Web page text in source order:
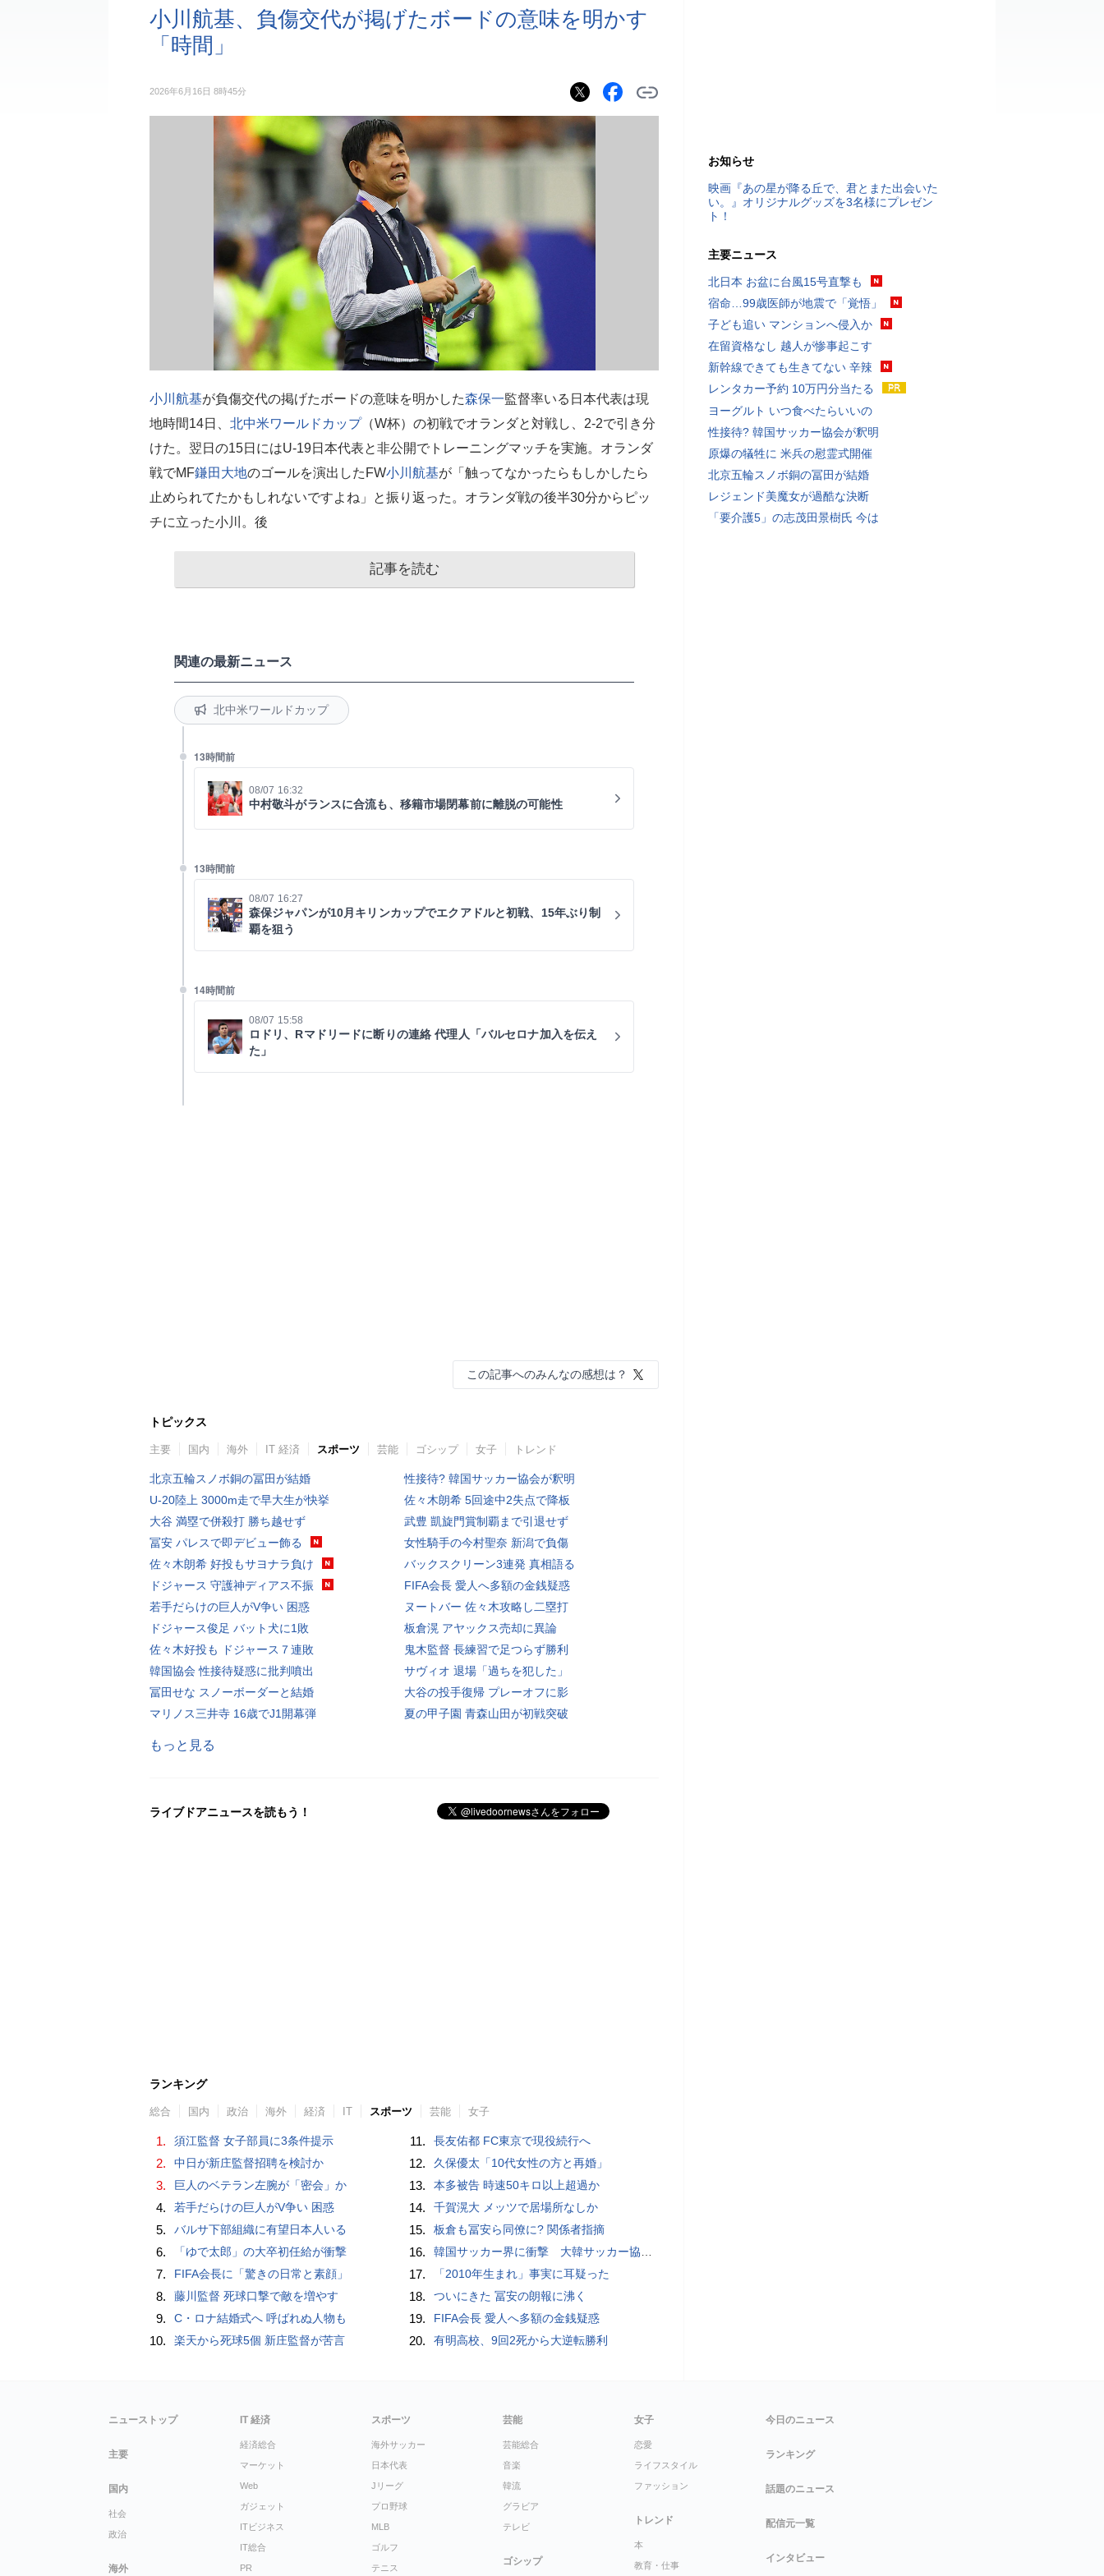
小川航基、負傷交代が掲げたボードの意味を明かす
「時間」
2026年6月16日 8時45分
小川航基が負傷交代の掲げたボードの意味を明かした森保一監督率いる日本代表は現
地時間14日、 北中米ワールドカップ（W杯）の初戦でオランダと対戦し、2-2で引き分
けた。翌日の15日にはU-19日本代表と非公開でトレーニングマッチを実施。オランダ
戦でMF鎌田大地のゴールを演出したFW小川航基が「触ってなかったらもしかしたら
止められてたかもしれないですよね」と振り返った。オランダ戦の後半30分からピッ
チに立った小川。後
記事を読む
関連の最新ニュース
北中米ワールドカップ
13時間前
08/07 16:32
中村敬斗がランスに合流も、移籍市場閉幕前に離脱の可能性
13時間前
08/07 16:27
森保ジャパンが10月キリンカップでエクアドルと初戦、15年ぶり制
覇を狙う
14時間前
08/07 15:58
ロドリ、Rマドリードに断りの連絡 代理人「バルセロナ加入を伝え
た」
この記事へのみんなの感想は？
トピックス
主要 国内 海外 IT 経済 スポーツ 芸能 ゴシップ 女子 トレンド
北京五輪スノボ銅の冨田が結婚
U-20陸上 3000m走で早大生が快挙
大谷 満塁で併殺打 勝ち越せず
冨安 パレスで即デビュー飾る
佐々木朗希 好投もサヨナラ負け
ドジャース 守護神ディアス不振
若手だらけの巨人がV争い 困惑
ドジャース俊足 バット犬に1敗
佐々木好投も ドジャース７連敗
韓国協会 性接待疑惑に批判噴出
冨田せな スノーボーダーと結婚
マリノス三井寺 16歳でJ1開幕弾
性接待? 韓国サッカー協会が釈明
佐々木朗希 5回途中2失点で降板
武豊 凱旋門賞制覇まで引退せず
女性騎手の今村聖奈 新潟で負傷
バックスクリーン3連発 真相語る
FIFA会長 愛人へ多額の金銭疑惑
ヌートバー 佐々木攻略し二塁打
板倉滉 アヤックス売却に異論
鬼木監督 長練習で足つらず勝利
サヴィオ 退場「過ちを犯した」
大谷の投手復帰 プレーオフに影
夏の甲子園 青森山田が初戦突破
もっと見る
ライブドアニュースを読もう！
ランキング
総合 国内 政治 海外 経済 IT スポーツ 芸能 女子
1. 須江監督 女子部員に3条件提示
2. 中日が新庄監督招聘を検討か
3. 巨人のベテラン左腕が「密会」か
4. 若手だらけの巨人がV争い 困惑
5. バルサ下部組織に有望日本人いる
6. 「ゆで太郎」の大卒初任給が衝撃
7. FIFA会長に「驚きの日常と素顔」
8. 藤川監督 死球口撃で敵を増やす
9. C・ロナ結婚式へ 呼ばれぬ人物も
10. 楽天から死球5個 新庄監督が苦言
11. 長友佑都 FC東京で現役続行へ
12. 久保優太「10代女性の方と再婚」
13. 本多被告 時速50キロ以上超過か
14. 千賀滉大 メッツで居場所なしか
15. 板倉も冨安ら同僚に? 関係者指摘
16. 韓国サッカー界に衝撃 大韓サッカー協会に外国人審判への“性的接待”疑惑 韓国メディアが報道
17. 「2010年生まれ」事実に耳疑った
18. ついにきた 冨安の朗報に沸く
19. FIFA会長 愛人へ多額の金銭疑惑
20. 有明高校、9回2死から大逆転勝利
お知らせ
映画『あの星が降る丘で、君とまた出会いた
い。』オリジナルグッズを3名様にプレゼン
ト！
主要ニュース
北日本 お盆に台風15号直撃も
宿命…99歳医師が地震で「覚悟」
子ども追い マンションへ侵入か
在留資格なし 越人が惨事起こす
新幹線できても生きてない 辛辣
レンタカー予約 10万円分当たる
ヨーグルト いつ食べたらいいの
性接待? 韓国サッカー協会が釈明
原爆の犠牲に 米兵の慰霊式開催
北京五輪スノボ銅の冨田が結婚
レジェンド美魔女が過酷な決断
「要介護5」の志茂田景樹氏 今は
ニューストップ
主要
国内
社会
政治
海外
IT 経済
経済総合
マーケット
Web
ガジェット
ITビジネス
IT総合
PR
スポーツ
海外サッカー
日本代表
Jリーグ
プロ野球
MLB
ゴルフ
テニス
芸能
芸能総合
音楽
韓流
グラビア
テレビ
ゴシップ
女子
恋愛
ライフスタイル
ファッション
トレンド
本
教育・仕事
今日のニュース
ランキング
話題のニュース
配信元一覧
インタビュー